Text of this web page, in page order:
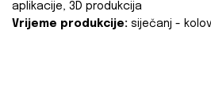
aplikacije, 3D produkcija
Vrijeme produkcije: siječanj -